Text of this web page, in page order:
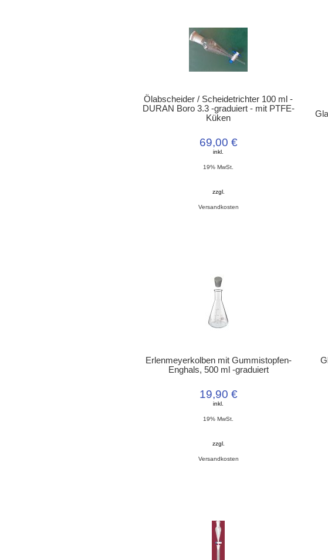
Ölabscheider / Scheidetrichter 100 ml -
DURAN Boro 3.3 -graduiert - mit PTFE-
Küken
69,00 €
inkl.
19% MwSt.
zzgl.
Versandkosten
Erlenmeyerkolben mit Gummistopfen-
Enghals, 500 ml -graduiert
19,90 €
inkl.
19% MwSt.
zzgl.
Versandkosten